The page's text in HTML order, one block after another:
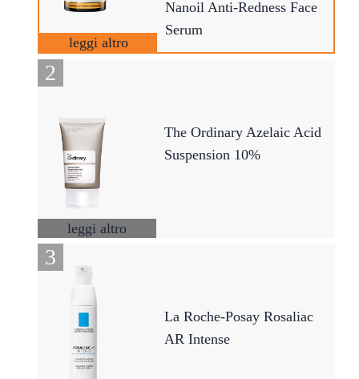
Nanoil Anti-Redness Face
Serum
leggi altro
The Ordinary Azelaic Acid
Suspension 10%
leggi altro
La Roche-Posay Rosaliac
AR Intense